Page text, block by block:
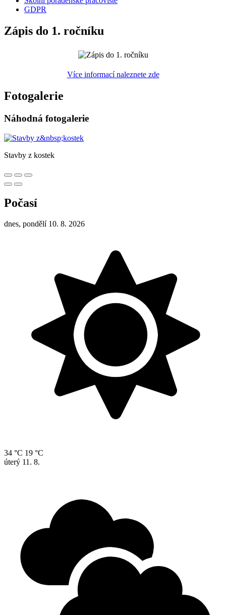
GDPR
Zápis do 1. ročníku
Více informací naleznete zde
Fotogalerie
Náhodná fotogalerie
Stavby z kostek
Počasí
dnes, pondělí 10. 8. 2026
34 °C 19 °C
úterý 11. 8.